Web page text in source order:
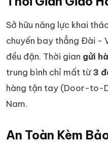
Sở hữu năng lực khai
chuyến bay thẳng Đài -
đều đặn. Thời gian gửi
trung bình chỉ mất từ3
hàng tận tay (Door-to-
Nam.
An Toàn Kèm